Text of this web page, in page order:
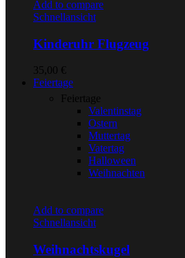
Add to compare
Schnellansicht
Kinderuhr Flugzeug
35,00 €
Feiertage
Feiertage
Valentinstag
Ostern
Muttertag
Vatertag
Halloween
Weihnachten
Add to compare
Schnellansicht
Weihnachtskugel